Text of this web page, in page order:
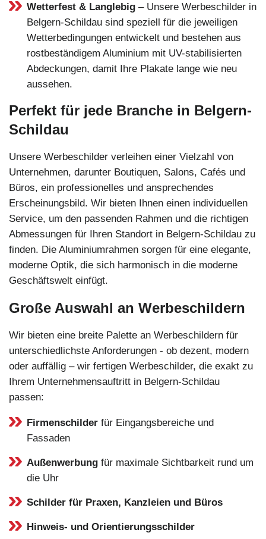
Wetterfest & Langlebig – Unsere Werbeschilder in
Belgern-Schildau sind speziell für die jeweiligen
Wetterbedingungen entwickelt und bestehen aus
rostbeständigem Aluminium mit UV-stabilisierten
Abdeckungen, damit Ihre Plakate lange wie neu
aussehen.
Perfekt für jede Branche in Belgern-
Schildau
Unsere Werbeschilder verleihen einer Vielzahl von
Unternehmen, darunter Boutiquen, Salons, Cafés und
Büros, ein professionelles und ansprechendes
Erscheinungsbild. Wir bieten Ihnen einen individuellen
Service, um den passenden Rahmen und die richtigen
Abmessungen für Ihren Standort in Belgern-Schildau zu
finden. Die Aluminiumrahmen sorgen für eine elegante,
moderne Optik, die sich harmonisch in die moderne
Geschäftswelt einfügt.
Große Auswahl an Werbeschildern
Wir bieten eine breite Palette an Werbeschildern für
unterschiedlichste Anforderungen - ob dezent, modern
oder auffällig – wir fertigen Werbeschilder, die exakt zu
Ihrem Unternehmensauftritt in Belgern-Schildau
passen:
Firmenschilder für Eingangsbereiche und
Fassaden
Außenwerbung für maximale Sichtbarkeit rund um
die Uhr
Schilder für Praxen, Kanzleien und Büros
Hinweis- und Orientierungsschilder